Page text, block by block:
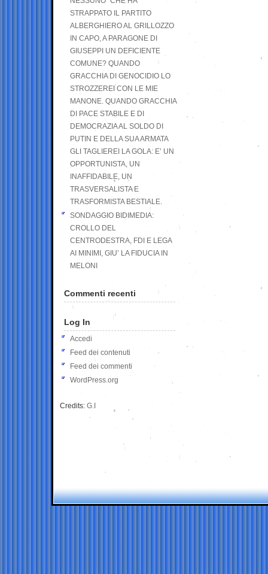
STRAPPATO IL PARTITO
ALBERGHIERO AL GRILLOZZO
IN CAPO, A PARAGONE DI
GIUSEPPI UN DEFICIENTE
COMUNE? QUANDO
GRACCHIA DI GENOCIDIO LO
STROZZEREI CON LE MIE
MANONE. QUANDO GRACCHIA
DI PACE STABILE E DI
DEMOCRAZIA AL SOLDO DI
PUTIN E DELLA SUA ARMATA
GLI TAGLIEREI LA GOLA: E’ UN
OPPORTUNISTA, UN
INAFFIDABILE, UN
TRASVERSALISTA E
TRASFORMISTA BESTIALE.
SONDAGGIO BIDIMEDIA:
CROLLO DEL
CENTRODESTRA, FDI E LEGA
AI MINIMI, GIU’ LA FIDUCIA IN
MELONI
Commenti recenti
Log In
Accedi
Feed dei contenuti
Feed dei commenti
WordPress.org
Credits: G.I